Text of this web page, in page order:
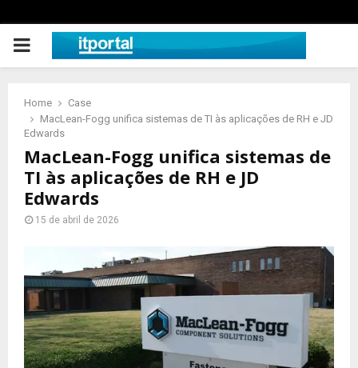
PRIMARY
Home
Case
MacLean-Fogg unifica sistemas de TI às aplicações de RH e JD
Edwards
MacLean-Fogg unifica sistemas de
TI às aplicações de RH e JD
Edwards
15 de abril de 2026